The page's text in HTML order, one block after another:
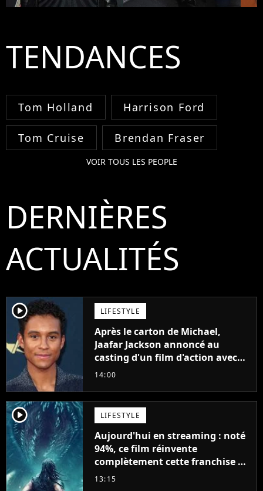
TENDANCES
Tom Holland Harrison Ford
Tom Cruise Brendan Fraser
VOIR TOUS LES PEOPLE
DERNIÈRES
ACTUALITÉS
player2 LIFESTYLE
Après le carton de Michael,
Jaafar Jackson annoncé au
casting d'un film d'action avec
Will Smith
14:00
player2 LIFESTYLE
Aujourd'hui en streaming : noté
94%, ce film réinvente
complètement cette franchise de
science-fiction vieille de 40 ans
13:15